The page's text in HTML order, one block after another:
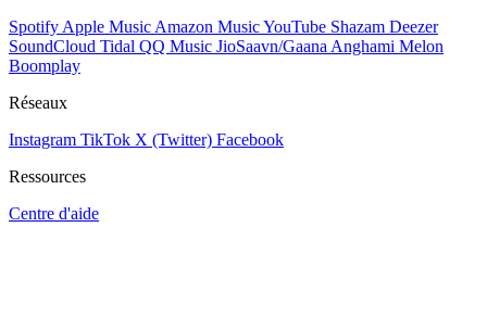
Spotify Apple Music Amazon MusicYouTube Shazam Deezer
SoundCloud Tidal QQ Music JioSaavn/Gaana Anghami Melon
Boomplay
Réseaux
Instagram TikTok X (Twitter) Facebook
Ressources
Centre d'aide